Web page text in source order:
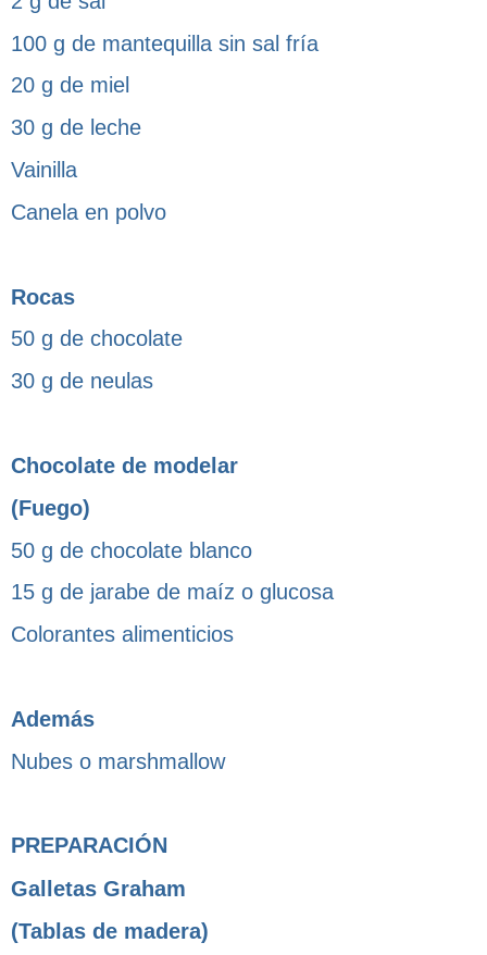
100 g de mantequilla sin sal fría
20 g de miel
30 g de leche
Vainilla
Canela en polvo
Rocas
50 g de chocolate
30 g de neulas
Chocolate de modelar
(Fuego)
50 g de chocolate blanco
15 g de jarabe de maíz o glucosa
Colorantes alimenticios
Además
Nubes o marshmallow
PREPARACIÓN
Galletas Graham
(Tablas de madera)